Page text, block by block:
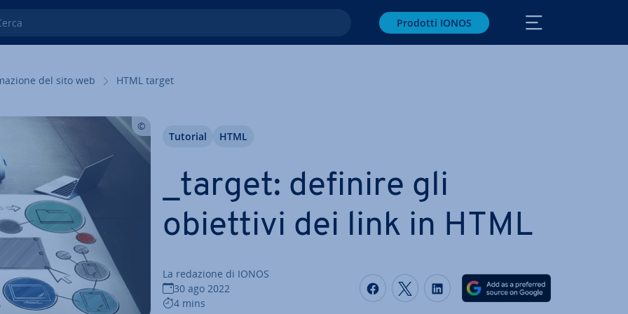
Prodotti IONOS
del sito web HTML target
_target: definire gli
obiettivi dei link in HTML
La redazione di IONOS
30 ago 2022
4 mins
Condividi via Facebook
Condividi via Twitter
Condividi via LinkedIN
Tutorial HTML